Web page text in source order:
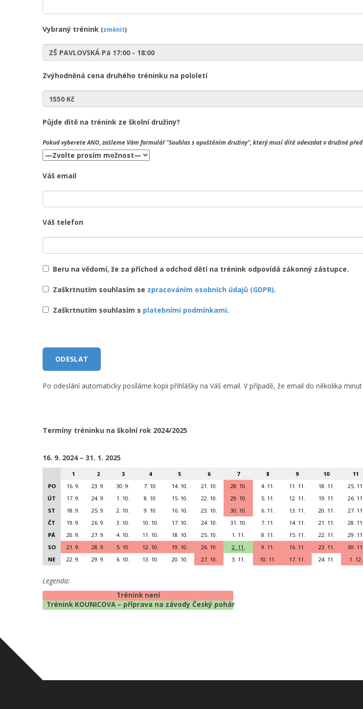
Vybraný trénink (změnit)
Zvýhodněná cena druhého tréninku na pololetí
Půjde dítě na trénink ze školní družiny?
Pokud vybereteANO , zašleme Vám formulář "Souhlas s opuštěním družiny", který musí dítě odevzdat v družině
Váš email
Váš telefon
Beru na vědomí, že za příchod a odchod dětí na trénink odpovídá zákonný zástupce.
Zaškrtnutím souhlasím se zpracováním osobních údajů (GDPR).
Zaškrtnutím souhlasím s platebními podmínkami.
Po odeslání automaticky posíláme kopii přihlášky na Váš email. V případě, že email do několika
Termíny tréninku na školní rok 2024/2025
16. 9. 2024 – 31. 1. 2025
1 2 3 4 5 6 7 8 9 10 11
PO
16. 9. 23. 9. 30. 9. 7. 10. 14. 10. 21. 10. 28. 10. 4. 11. 11. 11. 18. 11. 25. 11.
ÚT
17. 9. 24. 9. 1. 10. 8. 10. 15. 10. 22. 10. 29. 10. 5. 11. 12. 11. 19. 11. 26. 11.
ST
18. 9. 25. 9. 2. 10. 9. 10. 16. 10. 23. 10. 30. 10. 6. 11. 13. 11. 20. 11. 27. 11.
ČT
19. 9. 26. 9. 3. 10. 10. 10. 17. 10. 24. 10. 31. 10. 7. 11. 14. 11. 21. 11. 28. 11.
PÁ
20. 9. 27. 9. 4. 10. 11. 10. 18. 10. 25. 10. 1. 11. 8. 11. 15. 11. 22. 11. 29. 11.
SO
21. 9. 28. 9. 5. 10. 12. 10. 19. 10. 26. 10. 2. 11. 9. 11. 16. 11. 23. 11. 30. 11.
NE
22. 9. 29. 9. 6. 10. 13. 10. 20. 10. 27. 10. 3. 11. 10. 11. 17. 11. 24. 11. 1. 12.
Legenda:
Trénink není
Trénink KOUNICOVA – příprava na závody Český pohár